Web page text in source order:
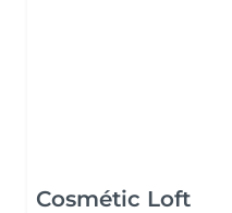
Cosmétic Loft